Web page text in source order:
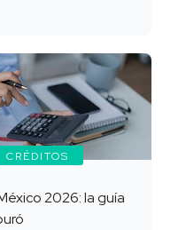
CRÉDITOS
2026: la guía